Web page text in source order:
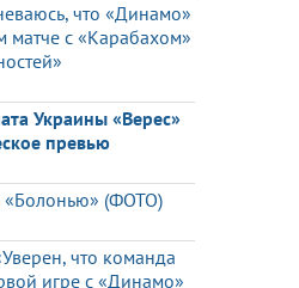
что «Динамо»
матче с «Карабахом»
Украины «Верес»
превью
«Болонью» (ФОТО)
что команда
игре с «Динамо»